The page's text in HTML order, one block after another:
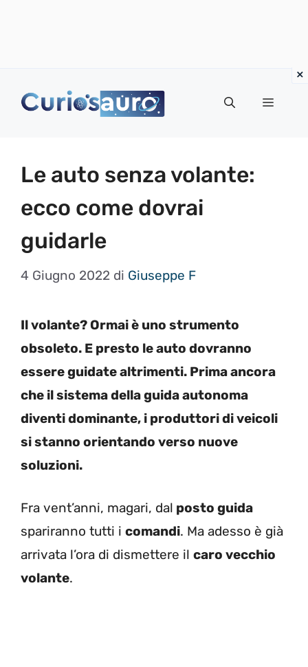
Menu
Le auto senza volante:
ecco come dovrai
guidarle
4 Giugno 2022 di Giuseppe F
Il volante? Ormai è uno strumento
obsoleto. E presto le auto dovranno
essere guidate altrimenti. Prima ancora
che il sistema della guida autonoma
diventi dominante, i produttori di veicoli
si stanno orientando verso nuove
soluzioni.
Fra vent’anni, magari, dal posto guida
spariranno tutti i comandi. Ma adesso è già
arrivata l’ora di dismettere il caro vecchio
volante.